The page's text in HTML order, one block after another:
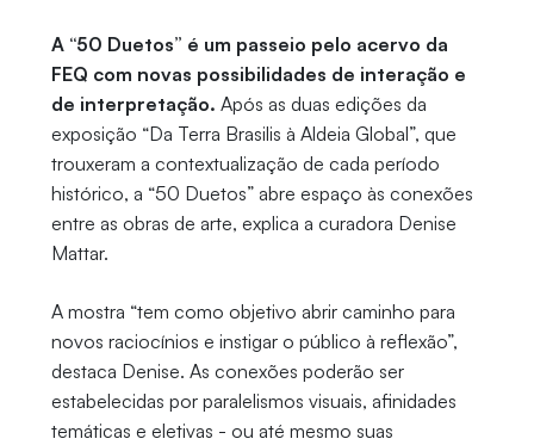
A “50 Duetos” é um passeio pelo acervo da
FEQ com novas possibilidades de interação e
de interpretação. Após as duas edições da
exposição “Da Terra Brasilis à Aldeia Global”, que
trouxeram a contextualização de cada período
histórico, a “50 Duetos” abre espaço às conexões
entre as obras de arte, explica a curadora Denise
Mattar.
A mostra “tem como objetivo abrir caminho para
novos raciocínios e instigar o público à reflexão”,
destaca Denise. As conexões poderão ser
estabelecidas por paralelismos visuais, afinidades
temáticas e eletivas - ou até mesmo suas